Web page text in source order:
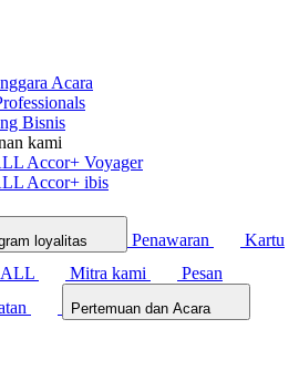
Acara
Bisnis
kami
Accor+ Voyager
Accor+ ibis
loyalitas Penawaran
Kartu
ALL
Mitra kami
Pesan
Pertemuan dan Acara